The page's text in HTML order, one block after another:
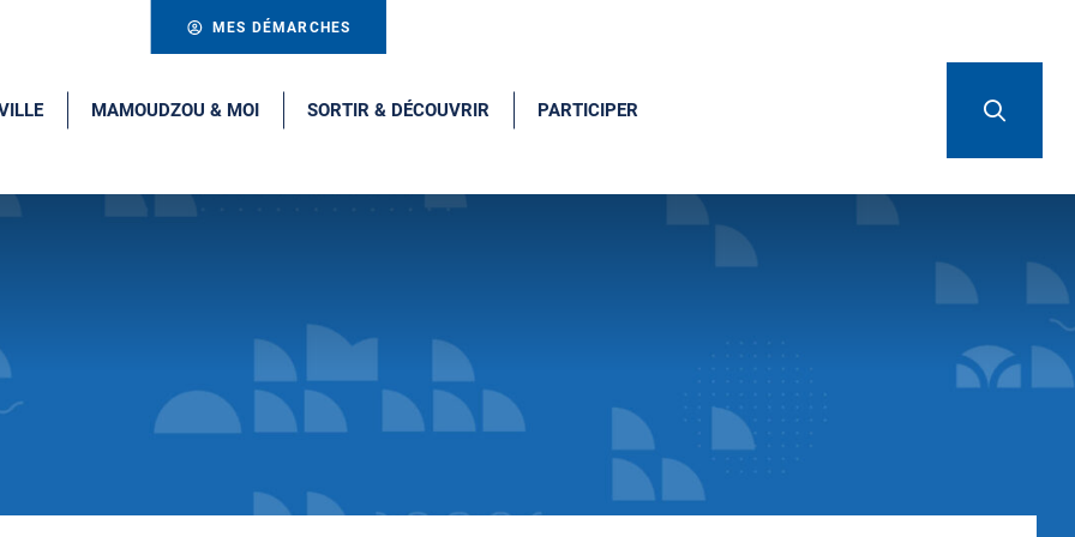
MES DÉMARCHES
MAMOUDZOU & MOI SORTIR & DÉCOUVRIR PARTICIPER